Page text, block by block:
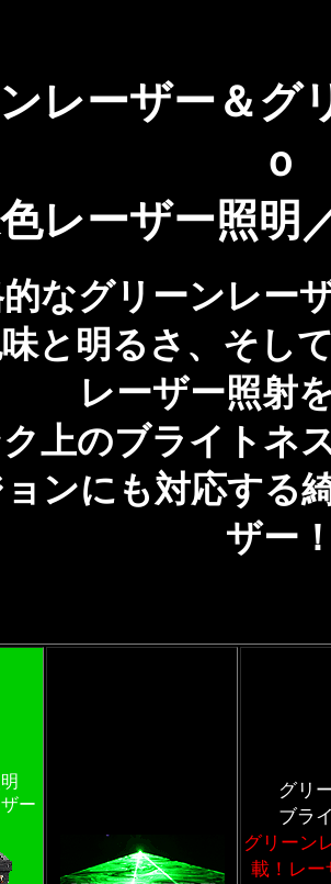
レーザー＆グ
ｏ
色レーザー照明
なグリーンレー
と明るさ、そし
レーザー照射
ク上のブライトネ
ンにも対応する
ザー
ー
グリ
ブラ
グリーン
載！レー